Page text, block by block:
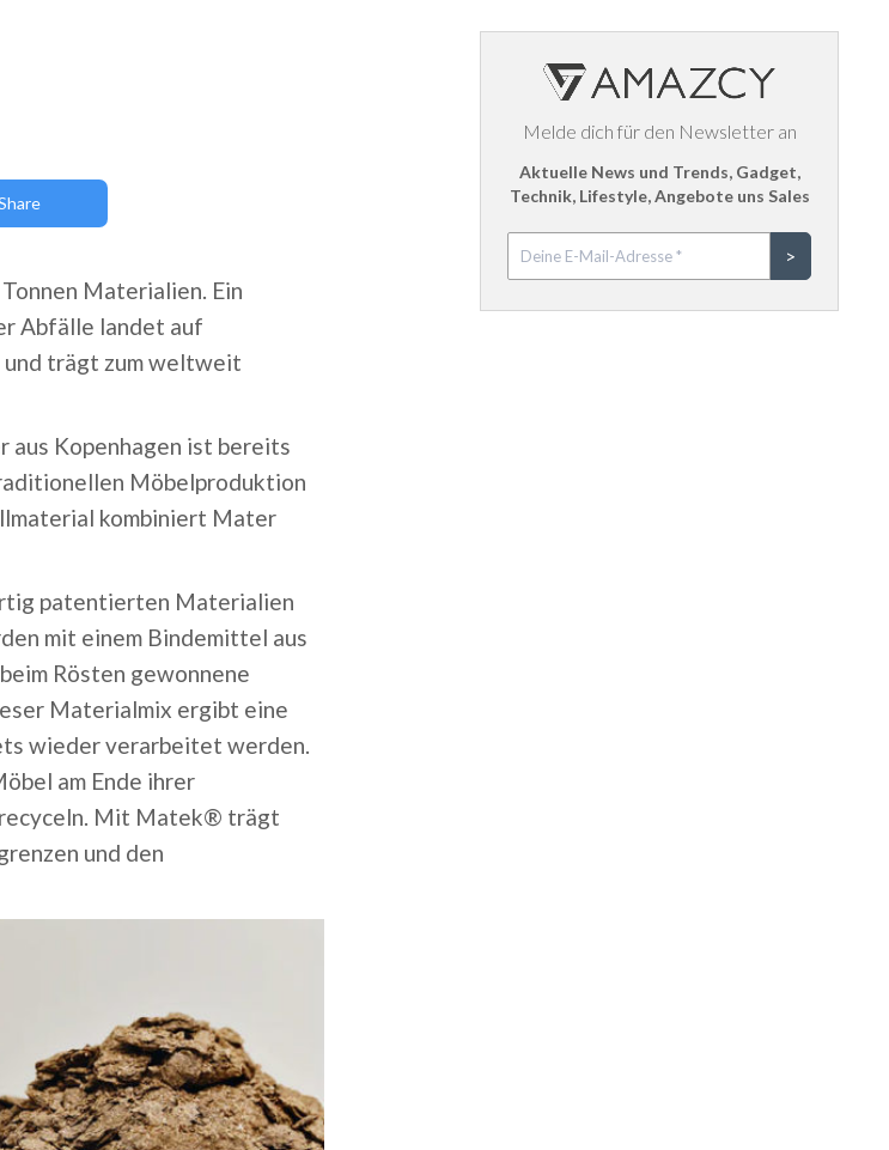
Materialien. Ein
Abfälle landet auf
und trägt zum weltweit
aus Kopenhagen ist bereits
Möbelproduktion
kombiniert Mater
patentierten Materialien
mit einem Bindemittel aus
Rösten gewonnene
Materialmix ergibt eine
wieder verarbeitet werden.
am Ende ihrer
recyceln. Mit Matek® trägt
und den
Melde dich für den Newsletter an
Aktuelle News und Trends, Gadget,
Technik, Lifestyle, Angebote uns Sales